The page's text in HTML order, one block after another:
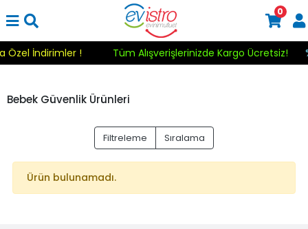
Özel İndirimler ! Tüm Alışverişlerinizde Kargo Ücretsiz!
0
Bebek Güvenlik Ürünleri
Filtreleme Sıralama
Ürün bulunamadı.